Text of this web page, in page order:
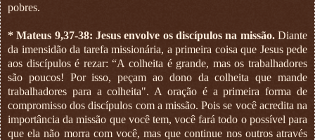
pobres.
* Mateus 9,37-38: Jesus envolve os discípulos na missão. Diante
da imensidão da tarefa missionária, a primeira coisa que Jesus pede
aos discípulos é rezar: “A colheita é grande, mas os trabalhadores
são poucos! Por isso, peçam ao dono da colheita que mande
trabalhadores para a colheita". A oração é a primeira forma de
compromisso dos discípulos com a missão. Pois se você acredita na
importância da missão que você tem, você fará todo o possível para
que ela não morra com você, mas que continue nos outros através